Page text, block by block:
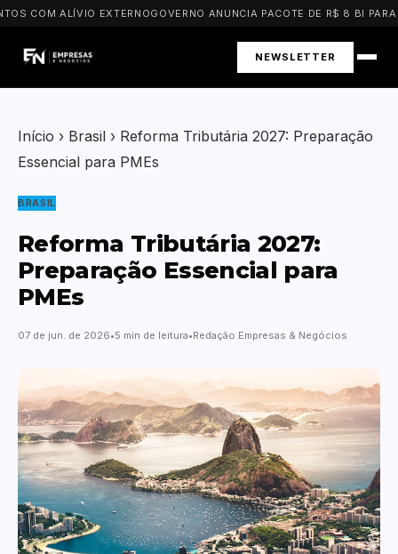
COM ALÍVIO EXTERNO GOVERNO ANUNCIA PACOTE DE R$ 8 BI PARA
NEWSLETTER
Início › Brasil › Reforma Tributária 2027: Preparação
Essencial para PMEs
BRASIL
Reforma Tributária 2027:
Preparação Essencial para
PMEs
07 de jun. de 2026 5 min de leitura Redação Empresas & Negócios